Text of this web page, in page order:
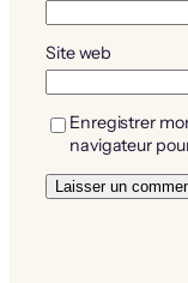
Site web
Enregistrer
navigateur